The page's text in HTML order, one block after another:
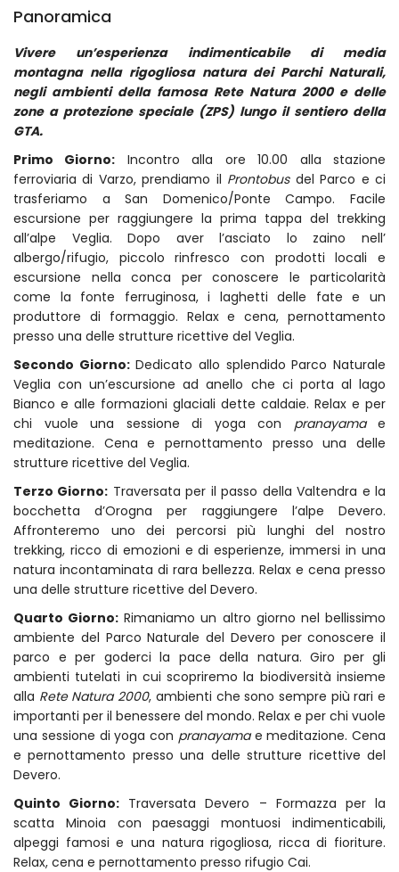
Panoramica
Vivere un’esperienza indimenticabile di media
montagna nella rigogliosa natura dei Parchi Naturali,
negli ambienti della famosa Rete Natura 2000 e delle
zone a protezione speciale (ZPS) lungo il sentiero della
GTA.
Primo Giorno: Incontro alla ore 10.00 alla stazione
ferroviaria di Varzo, prendiamo il Prontobusdel Parco e ci
trasferiamo a San Domenico/Ponte Campo. Facile
escursione per raggiungere la prima tappa del trekking
all’alpe Veglia. Dopo aver l’asciato lo zaino nell’
albergo/rifugio, piccolo rinfresco con prodotti locali e
escursione nella conca per conoscere le particolarità
come la fonte ferruginosa, i laghetti delle fate e un
produttore di formaggio. Relax e cena, pernottamento
presso una delle strutture ricettive del Veglia.
Secondo Giorno:Dedicato allo splendido Parco Naturale
Veglia con un’escursione ad anello che ci porta al lago
Bianco e alle formazioni glaciali dette caldaie. Relax e per
chi vuole una sessione di yoga con pranayamae
meditazione. Cena e pernottamento presso una delle
strutture ricettive del Veglia.
Terzo Giorno: Traversata per il passo della Valtendra e la
bocchetta d’Orogna per raggiungere l’alpe Devero.
Affronteremo uno dei percorsi più lunghi del nostro
trekking, ricco di emozioni e di esperienze, immersi in una
natura incontaminata di rara bellezza. Relax e cena presso
una delle strutture ricettive del Devero.
Quarto Giorno: Rimaniamo un altro giorno nel bellissimo
ambiente del Parco Naturale del Devero per conoscere il
parco e per goderci la pace della natura. Giro per gli
ambienti tutelati in cui scopriremo la biodiversità insieme
alla Rete Natura 2000, ambienti che sono sempre più rari e
importanti per il benessere del mondo. Relax e per chi vuole
una sessione di yoga con pranayamae meditazione. Cena
e pernottamento presso una delle strutture ricettive del
Devero.
Quinto Giorno: Traversata Devero – Formazza per la
scatta Minoia con paesaggi montuosi indimenticabili,
alpeggi famosi e una natura rigogliosa, ricca di fioriture.
Relax, cena e pernottamento presso rifugio Cai.